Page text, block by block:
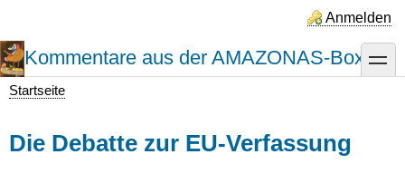
Inhalt
Anmelden
Kommentare aus der AMAZONAS-Box toggle
Startseite
Die Debatte zur EU-Verfassung